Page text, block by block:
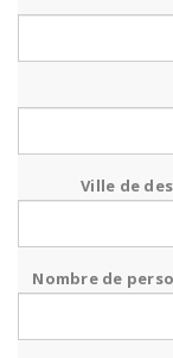
Ville de
Nombre de